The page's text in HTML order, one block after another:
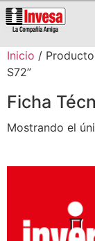
Inicio /
S72”
Ficha
Mostrando el